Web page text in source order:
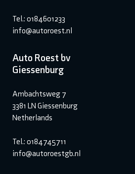
Tel.: 0184601233
info@autoroest.nl
Auto Roest bv
Giessenburg
Ambachtsweg 7
3381 LN Giessenburg
Netherlands
Tel.: 0184745711
info@autoroestgb.nl